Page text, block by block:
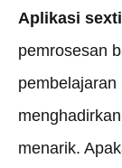
Aplikasi
pemrosesan
menarik.